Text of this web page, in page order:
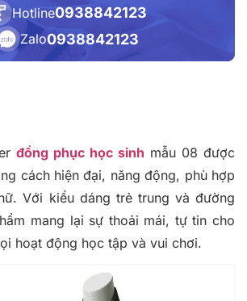
Hotline0938842123
Zalo0938842123
đồng phục học sinh mẫu 08 được
cách hiện đại, năng động, phù hợp
Với kiểu dáng trẻ trung và đường
mang lại sự thoải mái, tự tin cho
hoạt động học tập và vui chơi.